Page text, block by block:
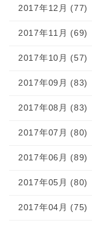
2017年12月 (77)
2017年11月 (69)
2017年10月 (57)
2017年09月 (83)
2017年08月 (83)
2017年07月 (80)
2017年06月 (89)
2017年05月 (80)
2017年04月 (75)